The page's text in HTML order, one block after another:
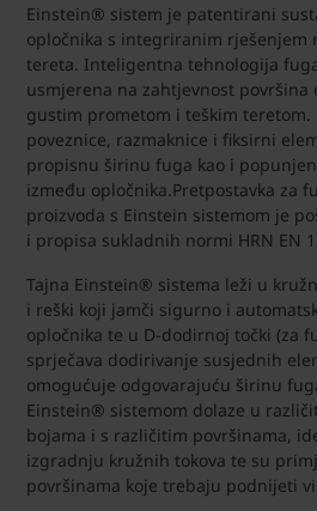
Einstein® sistem je patentirani
opločnika s integriranim rješenjem
tereta. Inteligentna tehnologija
usmjerena na zahtjevnost površina
gustim prometom i teškim teretom.
poveznice, razmaknice i fiksirni
propisnu širinu fuga kao i
između opločnika.Pretpostavka za
proizvoda s Einstein sistemom je
i propisa sukladnih normi HRN EN
Tajna Einstein® sistema leži u
i reški koji jamči sigurno i
opločnika te u D-dodirnoj točki (za
sprječava dodirivanje susjednih
omogućuje odgovarajuću širinu
Einstein® sistemom dolaze u
bojama i s različitim površinama,
izgradnju kružnih tokova te su
površinama koje trebaju podnijeti